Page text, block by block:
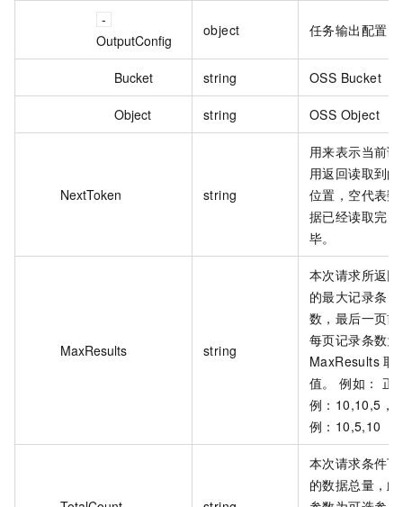
OutputConfig
object 任务输出配置
Bucket string OSS Bucket
Object string OSS Object
NextToken string
用来表示当前调
用返回读取到的
位置，空代表数
据已经读取完
毕。
MaxResults string
本次请求所返回
的最大记录条
数，最后一页前
每页记录条数为
MaxResults 取
值。 例如： 正
例：10,10,5，
例：10,5,10
本次请求条件下
的数据总量，此